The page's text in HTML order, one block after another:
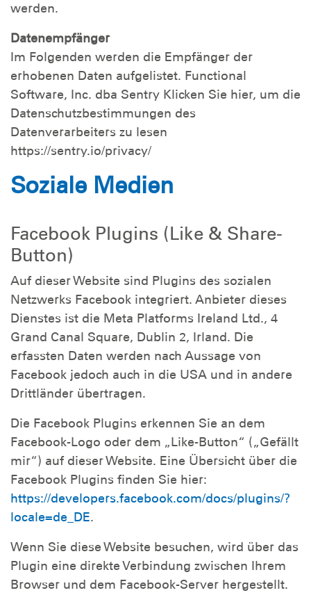
werden.
Datenempfänger
Im Folgenden werden die Empfänger der
erhobenen Daten aufgelistet. Functional
Software, Inc. dba Sentry Klicken Sie hier, um die
Datenschutzbestimmungen des
Datenverarbeiters zu lesen
https://sentry.io/privacy/
Soziale Medien
Facebook Plugins (Like & Share-
Button)
Auf dieser Website sind Plugins des sozialen
Netzwerks Facebook integriert. Anbieter dieses
Dienstes ist die Meta Platforms Ireland Ltd., 4
Grand Canal Square, Dublin 2, Irland. Die
erfassten Daten werden nach Aussage von
Facebook jedoch auch in die USA und in andere
Drittländer übertragen.
Die Facebook Plugins erkennen Sie an dem
Facebook-Logo oder dem „Like-Button“ („Gefällt
mir“) auf dieser Website. Eine Übersicht über die
Facebook Plugins finden Sie hier:
https://developers.facebook.com/docs/plugins/?
locale=de_DE.
Wenn Sie diese Website besuchen, wird über das
Plugin eine direkte Verbindung zwischen Ihrem
Browser und dem Facebook-Server hergestellt.